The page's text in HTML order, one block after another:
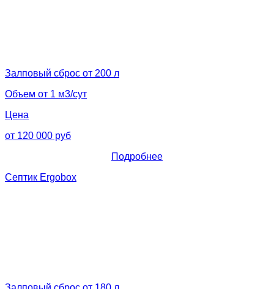
Залповый сброс от 200 л
Объем от 1 м3/сут
Цена
от 120 000 руб
Подробнее
Септик Ergobox